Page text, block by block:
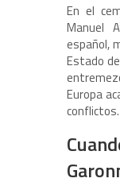
En el
Manuel
español,
Estado
Europa
conflictos.